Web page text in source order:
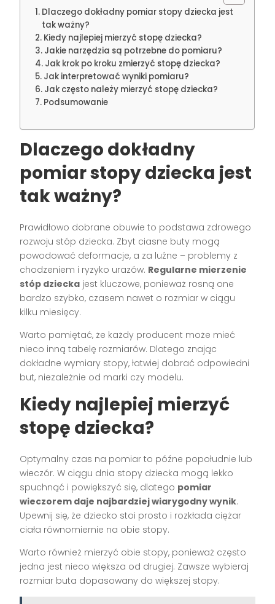
Dlaczego dokładny pomiar stopy dziecka jest
tak ważny?
Kiedy najlepiej mierzyć stopę dziecka?
Jakie narzędzia są potrzebne do pomiaru?
Jak krok po kroku zmierzyć stopę dziecka?
Jak interpretować wyniki pomiaru?
Jak często należy mierzyć stopę dziecka?
Podsumowanie
Dlaczego dokładny
pomiar stopy dziecka jest
tak ważny?
Prawidłowo dobrane obuwie to podstawa zdrowego
rozwoju stóp dziecka. Zbyt ciasne buty mogą
powodować deformacje, a za luźne – problemy z
chodzeniem i ryzyko urazów. Regularne mierzenie
stóp dziecka jest kluczowe, ponieważ rosną one
bardzo szybko, czasem nawet o rozmiar w ciągu
kilku miesięcy.
Warto pamiętać, że każdy producent może mieć
nieco inną tabelę rozmiarów. Dlatego znając
dokładne wymiary stopy, łatwiej dobrać odpowiedni
but, niezależnie od marki czy modelu.
Kiedy najlepiej mierzyć
stopę dziecka?
Optymalny czas na pomiar to późne popołudnie lub
wieczór. W ciągu dnia stopy dziecka mogą lekko
spuchnąć i powiększyć się, dlatego pomiar
wieczorem daje najbardziej wiarygodny wynik.
Upewnij się, że dziecko stoi prosto i rozkłada ciężar
ciała równomiernie na obie stopy.
Warto również mierzyć obie stopy, ponieważ często
jedna jest nieco większa od drugiej. Zawsze wybieraj
rozmiar buta dopasowany do większej stopy.